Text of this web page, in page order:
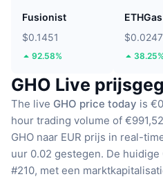
Fusionist
$0.1451
92.58%
ETHGas
38.25%
GHO Live
The live GHO price today is
hour trading volume of
GHO naar EUR prijs in real-
uur 0.02 gestegen. De huidige
#210, met een